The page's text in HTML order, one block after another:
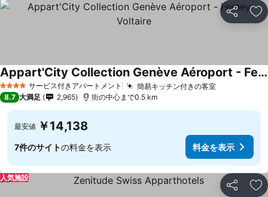
シェア お
4 ホテルのランクサービス付きアパートメント 簡易キッチン付きの客室
Appart'City Collection Genève Aéroport - Ferney Voltaire
8.7 大満足 2,965 街の中心まで0.5 km
最安値 ￥14,138
7件のサイトの料金を表示 料金を表示
シェア お
人気施設